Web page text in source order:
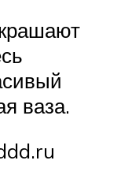
ваза.